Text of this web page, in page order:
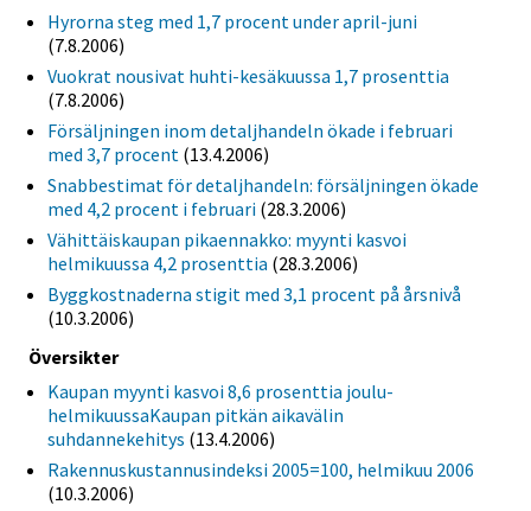
Hyrorna steg med 1,7 procent under april-juni
(7.8.2006)
Vuokrat nousivat huhti-kesäkuussa 1,7 prosenttia
(7.8.2006)
Försäljningen inom detaljhandeln ökade i februari
med 3,7 procent (13.4.2006)
Snabbestimat för detaljhandeln: försäljningen ökade
med 4,2 procent i februari (28.3.2006)
Vähittäiskaupan pikaennakko: myynti kasvoi
helmikuussa 4,2 prosenttia (28.3.2006)
Byggkostnaderna stigit med 3,1 procent på årsnivå
(10.3.2006)
Översikter
Kaupan myynti kasvoi 8,6 prosenttia joulu-
helmikuussaKaupan pitkän aikavälin
suhdannekehitys (13.4.2006)
Rakennuskustannusindeksi 2005=100, helmikuu 2006
(10.3.2006)